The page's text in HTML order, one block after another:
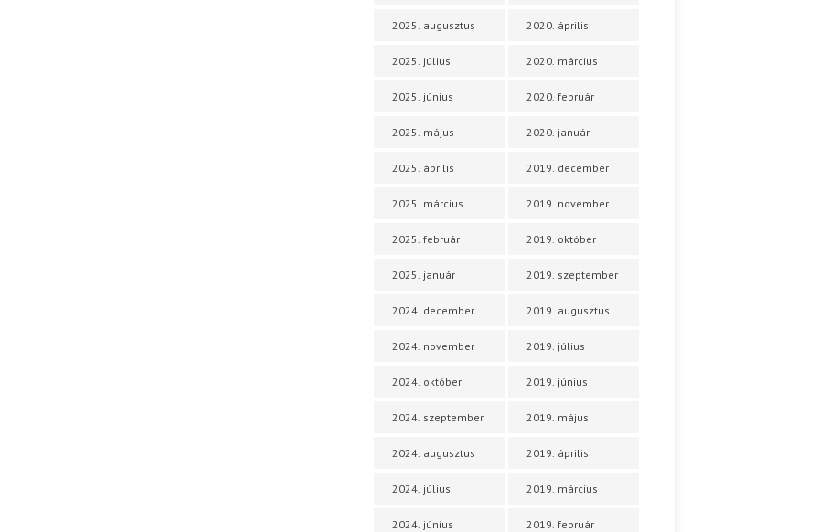
2025. augusztus
2025. július
2025. június
2025. május
2025. április
2025. március
2025. február
2025. január
2024. december
2024. november
2024. október
2024. szeptember
2024. augusztus
2024. július
2024. június
2020. április
2020. március
2020. február
2020. január
2019. december
2019. november
2019. október
2019. szeptember
2019. augusztus
2019. július
2019. június
2019. május
2019. április
2019. március
2019. február